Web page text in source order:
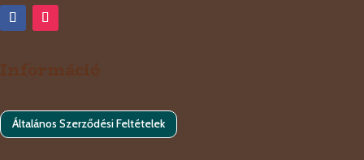
Információ
Általános Szerződési Feltételek